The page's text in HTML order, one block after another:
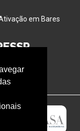
em Bares